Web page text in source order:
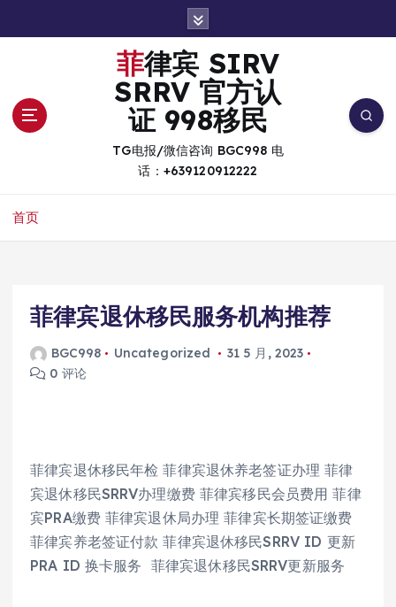
菲律宾 SIRV
SRRV 官方认
证 998移民
TG电报/微信咨询 BGC998 电
话：+639120912222
首页
菲律宾退休移民服务机构推荐
BGC998 Uncategorized
31 5 月, 2023
0 评论
菲律宾退休移民年检 菲律宾退休养老签证办理 菲律
宾退休移民SRRV办理缴费 菲律宾移民会员费用 菲律
宾PRA缴费 菲律宾退休局办理 菲律宾长期签证缴费
菲律宾养老签证付款 菲律宾退休移民SRRV ID 更新
PRA ID 换卡服务  菲律宾退休移民SRRV更新服务